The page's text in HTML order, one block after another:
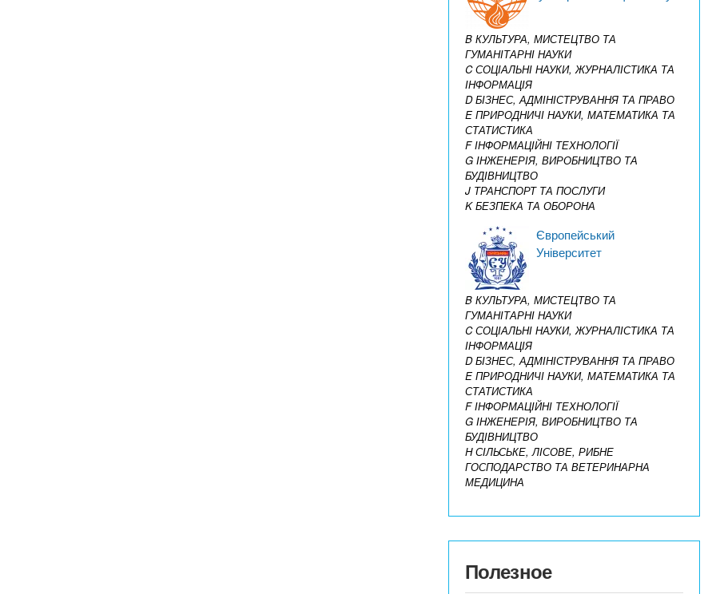
B КУЛЬТУРА, МИСТЕЦТВО ТА
ГУМАНІТАРНІ НАУКИ
C СОЦІАЛЬНІ НАУКИ, ЖУРНАЛІСТИКА ТА
ІНФОРМАЦІЯ
D БІЗНЕС, АДМІНІСТРУВАННЯ ТА ПРАВО
E ПРИРОДНИЧІ НАУКИ, МАТЕМАТИКА ТА
СТАТИСТИКА
F ІНФОРМАЦІЙНІ ТЕХНОЛОГІЇ
G ІНЖЕНЕРІЯ, ВИРОБНИЦТВО ТА
БУДІВНИЦТВО
J ТРАНСПОРТ ТА ПОСЛУГИ
K БЕЗПЕКА ТА ОБОРОНА
Європейський
Університет
B КУЛЬТУРА, МИСТЕЦТВО ТА
ГУМАНІТАРНІ НАУКИ
C СОЦІАЛЬНІ НАУКИ, ЖУРНАЛІСТИКА ТА
ІНФОРМАЦІЯ
D БІЗНЕС, АДМІНІСТРУВАННЯ ТА ПРАВО
E ПРИРОДНИЧІ НАУКИ, МАТЕМАТИКА ТА
СТАТИСТИКА
F ІНФОРМАЦІЙНІ ТЕХНОЛОГІЇ
G ІНЖЕНЕРІЯ, ВИРОБНИЦТВО ТА
БУДІВНИЦТВО
H СІЛЬСЬКЕ, ЛІСОВЕ, РИБНЕ
ГОСПОДАРСТВО ТА ВЕТЕРИНАРНА
МЕДИЦИНА
Полезное